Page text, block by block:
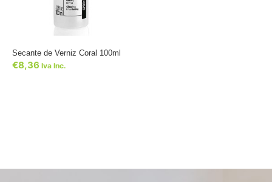
Secante de Verniz Coral 100ml
€8,36 Iva Inc.